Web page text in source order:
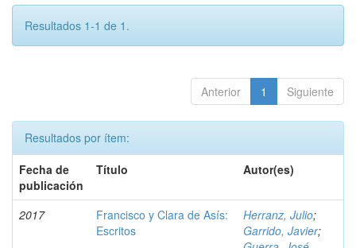
Resultados 1-1 de 1.
Anterior 1 Siguiente
Resultados por ítem:
Fecha de
publicación
Título Autor(es)
2017
Francisco y Clara de Asís:
Escritos
Herranz, Julio;
Garrido, Javier;